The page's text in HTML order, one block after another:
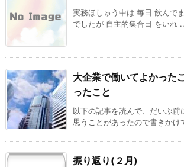
実務ほしゅう中は 毎日 飲んで
でしたが 自主的集合日 をいれ
大企業で働いてよかった
ったこと
以下の記事を読んで、だいぶ前
思うことがあったので書きかけ
振り返り(２月)